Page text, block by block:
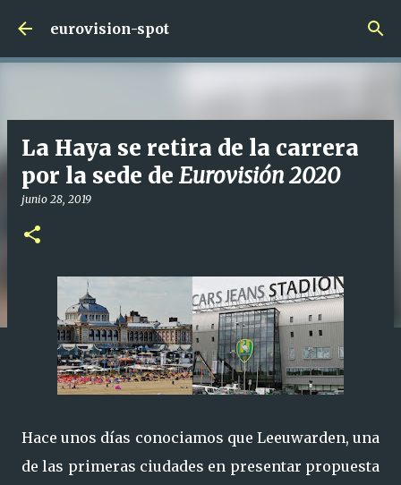
Ir al contenido principal
eurovision-spot
La Haya se retira de la carrera
por la sede de Eurovisión 2020
junio 28, 2019
Hace unos días conociamos que Leeuwarden, una
de las primeras ciudades en presentar propuesta